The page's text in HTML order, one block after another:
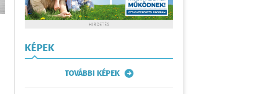
HIRDETÉS
KÉPEK
TOVÁBBI KÉPEK